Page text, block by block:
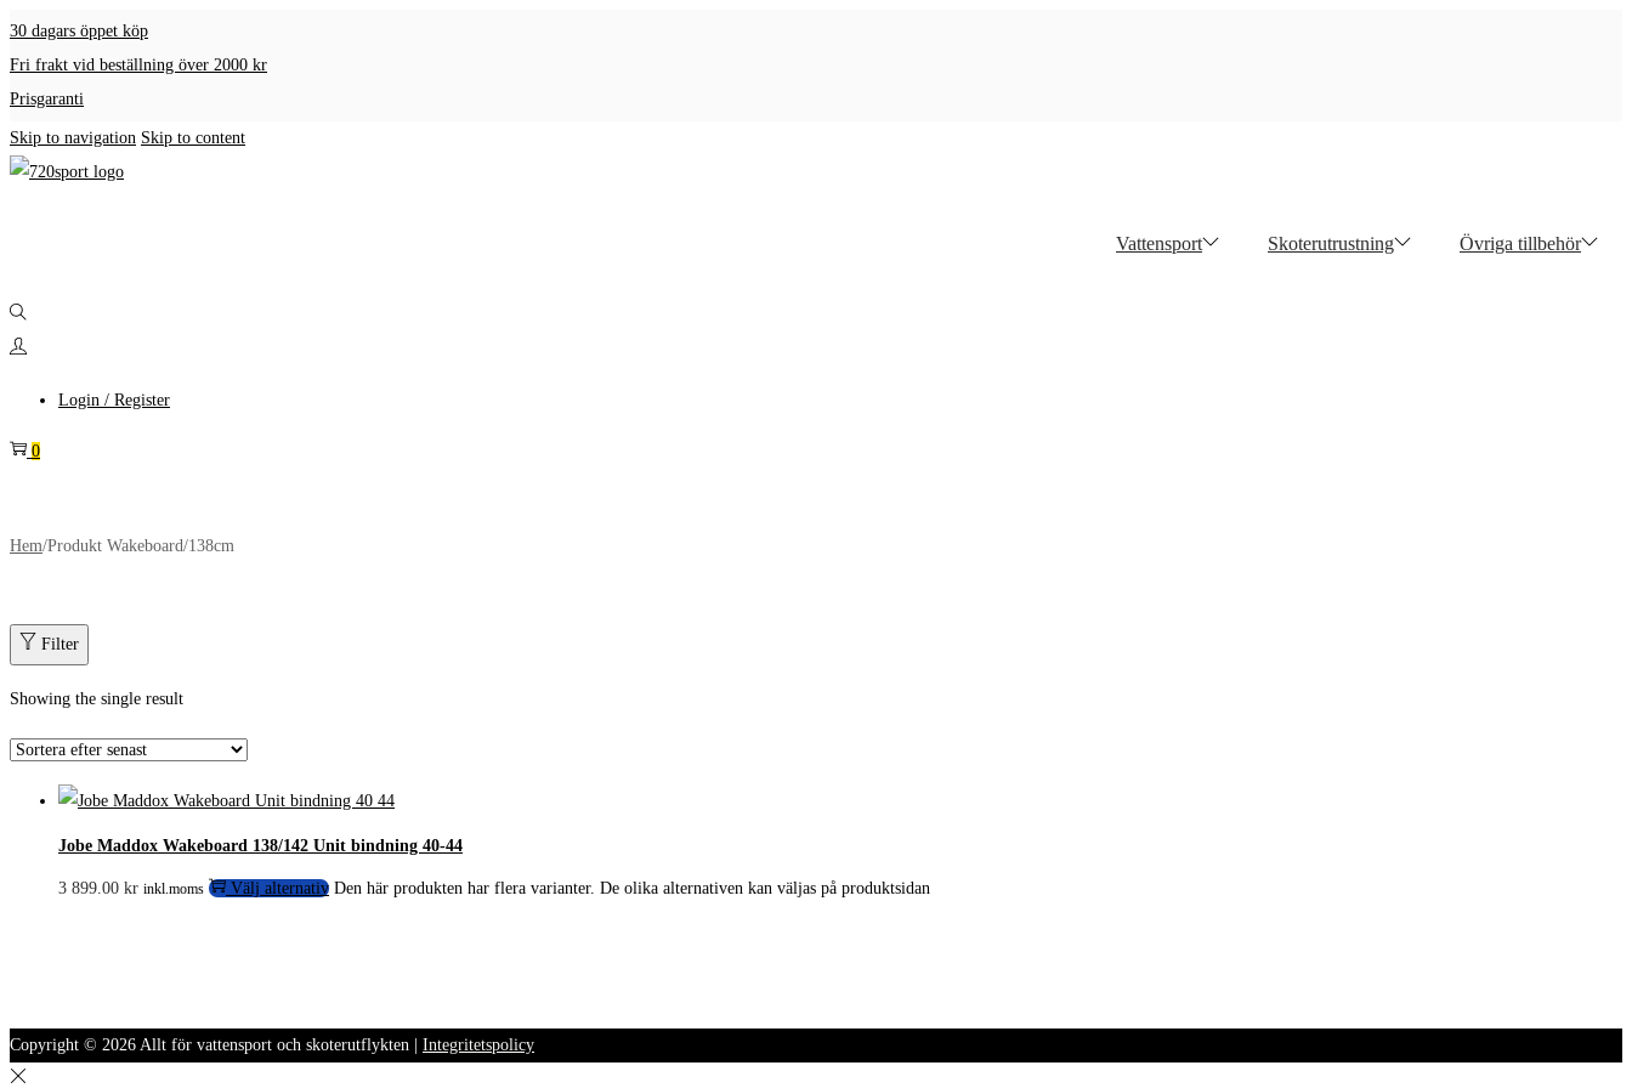
30 dagars öppet köp
Fri frakt vid beställning över 2000 kr
Prisgaranti
Skip to navigation Skip to content
Vattensport Skoterutrustning Övriga tillbehör
Login / Register
0
Hem/Produkt Wakeboard/138cm
Filter
Showing the single result
Jobe Maddox Wakeboard 138/142 Unit bindning 40-44
3 899.00 kr inkl.moms Välj alternativ Den här produkten har flera varianter. De olika alternativen kan väljas på produktsidan
Copyright © 2026 Allt för vattensport och skoterutflykten Integritetspolicy